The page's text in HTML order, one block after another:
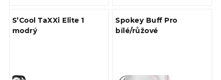
S’Cool TaXXi Elite 1
modrý
Spokey Buff Pro
bílé/růžové